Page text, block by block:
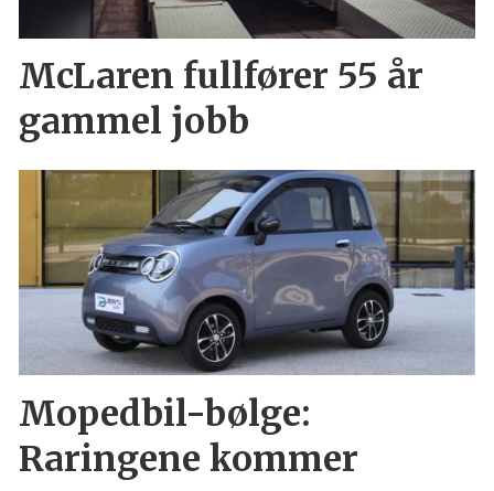
McLaren fullfører 55 år
gammel jobb
Mopedbil-bølge:
Raringene kommer